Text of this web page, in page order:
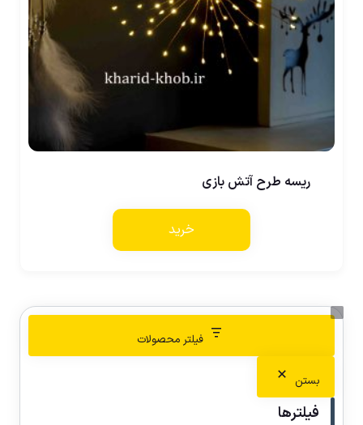
ریسه طرح آتش بازی
خرید
فیلتر محصولات
بستن
فیلترها